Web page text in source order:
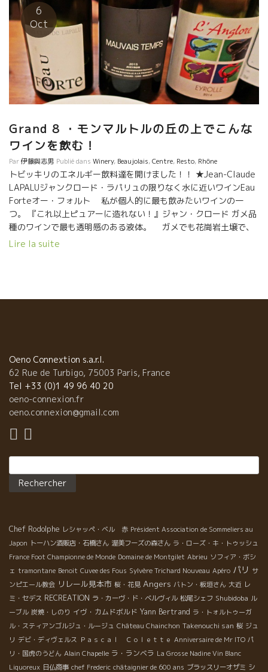
こま子さん、植村さんともお話しができて嬉し
かったです。 沖縄でのフランス、自然派ワインをよろしくお願い
します。感謝。
6
Oct
Grand 8 ・モンマルトルの丘の上でこんな
ワインを飲む！
Par伊藤與志男 Publié dans Winery, Beaujolais,Centre, Resto, Rhône
トビッキリのエネルギー飲料達を開けました！！ ★Jean-Claude
LAPALUジャンクロード・ラパリュの限りなく水に近いワインEau
Forteオー・フォルト 私が個人的に最も飲みたいワインの一
つ。 『これ以上ピュアーに造れない！』ジャン・クロード ガメ品
種のワインで最も透明感のある液体。 ガメでも花崗岩土壌で、
こんなワインが造れるんだ、と驚かされたワイン。遠くに伸びて
ル 、今や自然派ワインの世界ではトップ・オブ・トップの醸造
家の一人、エリック・プフェーリングが醸すEyrolleエイロール 粘
土石灰質土壌のグルナッシュを主体にクレレット品種も僅かに使
ったキューヴェ。 粘土石灰質土壌の潮味、昆布ダシ系の旨味のあ
る美味しいワイン。 今や、二人の息子も加わり、ますます仕事が
に楽しみ。
Lire la suite
Oeno Connextion s.a.r.l.
62 Rue de Turbigo, 75003 Paris, France
Tel +33 (0)1 49 96 40 20
oeno-connexion.fr
oeno.connexion@gmail.com
Chef Rodolphe レシャッペ・ベル 赤 Président Association de Sommeliers au
Japon トーハン酒販店・石橋さん 渥美フーズの森さん ラ・ローズ・キ・トゥッシュ
France Foot Championne de Monde Domaine de Montgilet Abrieu ソフィア・ボシ
ェ tramontane Benoit Cuvee des Fous Sylvère Trichard Nouveau Apéro パリ サ
ンピエール教会 リレール見本市 桜・花見 Angers バトン・板垣さん 大近 レ
ミ・セデス RECREATION ラ・カーヴ・ド・ベルヴィル 松尾シェフ Shubidoba ル
ーブル 炭焼・しのり イヴ・カムドボルド Yann Bertrand ラ・トォルトゥーガ
ル・スティアンゴルジュ・ルージュ Château Chainchon Takenouchi san 桜 ジュ
リ デビ・ディヴェルス Ｐａｓｃａｌ Ｃｏｌｅｔｔｅ Anniversaire de Mr ITO パ
リ・国虎のうどん Alain Chapelle ラ・ランベラ La Grosse Nadine Vin Blanc
Liquoreux 日仏商事 chef Frederic châtaignier de 600 ans ブラッスリーオザミ シ